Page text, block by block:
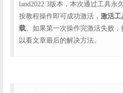
land2022.3版本，本次通过工具永
按教程操作即可成功激活， 激活工
载。如果第一次操作完激活失败，
以看文章最后的解决方法。